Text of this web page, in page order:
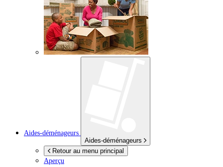
Aides-déménageurs
Aides-déménageurs
Retour au menu principal
Aperçu